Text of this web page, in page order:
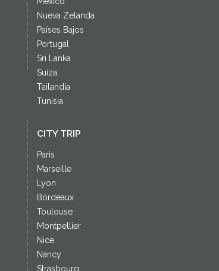
Nueva Zelanda
Países Bajos
Portugal
Sri Lanka
Suiza
Tailandia
Tunisia
CITY TRIP
Paris
Marseille
Lyon
Bordeaux
Toulouse
Montpellier
Nice
Nancy
Strasbourg